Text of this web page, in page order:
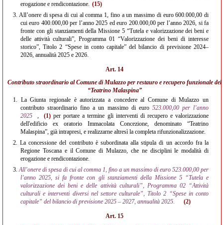
erogazione e rendicontazione. (15)
3. All’onere di spesa di cui al comma 1, fino a un massimo di euro 600.000,00 di
cui euro 400.000,00 per l’anno 2025 ed euro 200.000,00 per l’anno 2026, si fa
fronte con gli stanziamenti della Missione 5 “Tutela e valorizzazione dei beni e
delle attività culturali”, Programma 01 “Valorizzazione dei beni di interesse
storico”, Titolo 2 “Spese in conto capitale” del bilancio di previsione 2024–
2026, annualità 2025 e 2026.
Art. 14
Contributo straordinario al Comune di Mulazzo per restauro e recupero funzionale del
“Teatrino Malaspina”
1. La Giunta regionale è autorizzata a concedere al Comune di Mulazzo un
contributo straordinario fino a un massimo di euro 523.000,00 per l’anno
2025
, (1) per portare a termine gli interventi di recupero e valorizzazione
dell'edificio ex oratorio Immacolata Concezione, denominato “Teatrino
Malaspina”, già intrapresi, e realizzarne altresì la completa rifunzionalizzazione.
2. La concessione del contributo è subordinata alla stipula di un accordo fra la
Regione Toscana e il Comune di Mulazzo, che ne disciplini le modalità di
erogazione e rendicontazione.
3. All’onere di spesa di cui al comma 1, fino a un massimo di euro 523.000,00 per
l’anno 2025, si fa fronte con gli stanziamenti della Missione 5 “Tutela e
valorizzazione dei beni e delle attività culturali”, Programma 02 “Attività
culturali e interventi diversi nel settore culturale”, Titolo 2 “Spese in conto
capitale” del bilancio di previsione 2025 – 2027, annualità 2025.
(2)
Art. 15